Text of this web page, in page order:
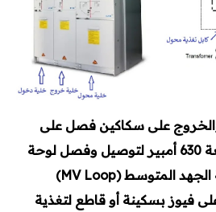
على سكاكين فصل على
الحمل LBS غالبا ذو سعة 630 أمبير لتوصيل وفصل لوحة
الربط الحلقي عن شبكة الجهد المتوسط (MV Loop)
فيوز بسكينة أو قاطع لتغذية